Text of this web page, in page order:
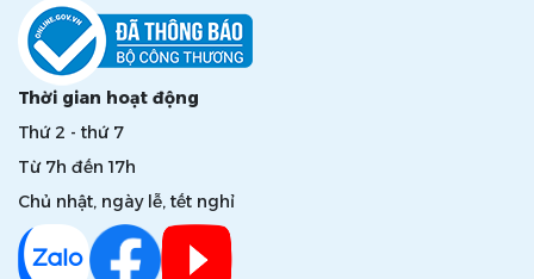
Thời gian hoạt động
Thứ 2 - thứ 7
Từ 7h đến 17h
Chủ nhật, ngày lễ, tết nghỉ